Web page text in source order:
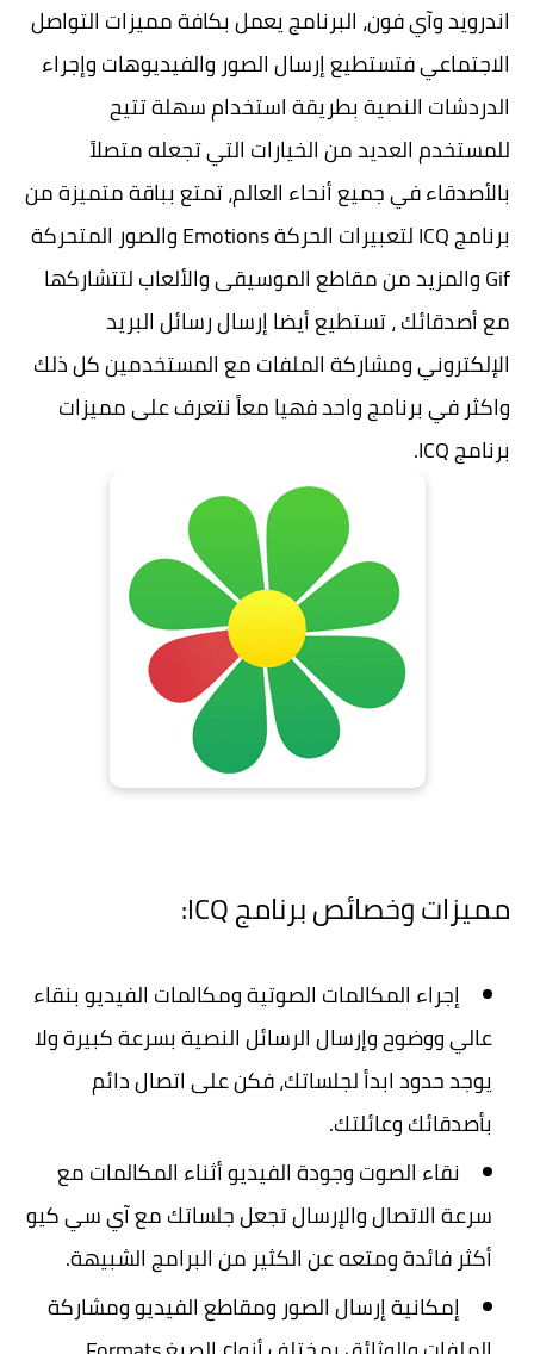
اندرويد وآي فون، البرنامج يعمل بكافة مميزات التواصل
الاجتماعي فتستطيع إرسال الصور والفيديوهات وإجراء
الدردشات النصية بطريقة استخدام سهلة تتيح
للمستخدم العديد من الخيارات التي تجعله متصلاً
بالأصدقاء في جميع أنحاء العالم، تمتع بباقة متميزة من
برنامج ICQ لتعبيرات الحركة Emotions والصور المتحركة
Gif والمزيد من مقاطع الموسيقى والألعاب لتتشاركها
مع أصدقائك ، تستطيع أيضا إرسال رسائل البريد
الإلكتروني ومشاركة الملفات مع المستخدمين كل ذلك
واكثر في برنامج واحد فهيا معاً نتعرف على مميزات
برنامج ICQ.
مميزات وخصائص برنامج ICQ:
إجراء المكالمات الصوتية ومكالمات الفيديو بنقاء
عالي ووضوح وإرسال الرسائل النصية بسرعة كبيرة ولا
يوجد حدود ابدأ لجلساتك، فكن على اتصال دائم
بأصدقائك وعائلتك.
نقاء الصوت وجودة الفيديو أثناء المكالمات مع
سرعة الاتصال والإرسال تجعل جلساتك مع آي سي كيو
أكثر فائدة ومتعه عن الكثير من البرامج الشبيهة.
إمكانية إرسال الصور ومقاطع الفيديو ومشاركة